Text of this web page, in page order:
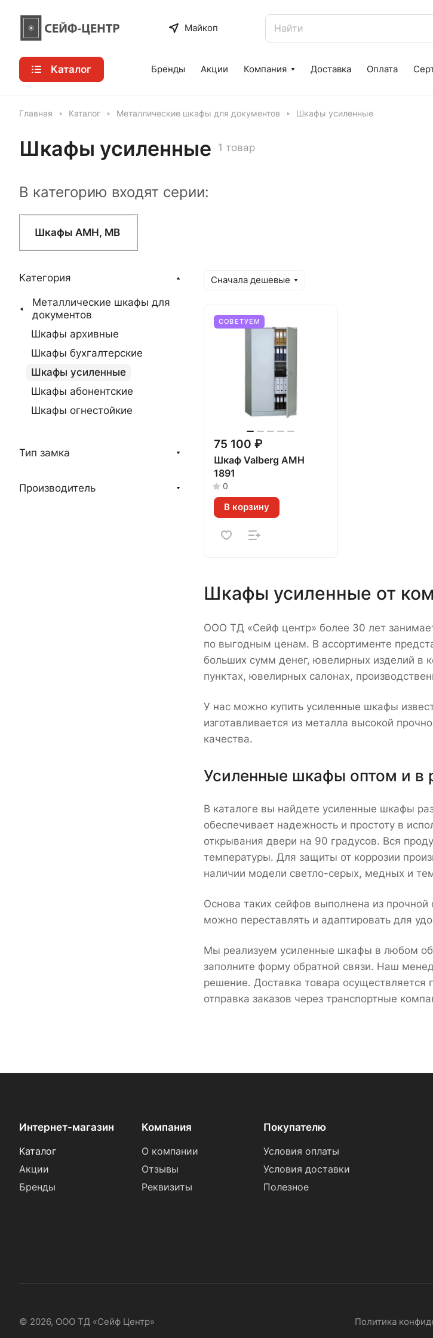
Майкоп
Каталог Бренды Акции Компания Доставка Оплата
Главная Каталог Металлические шкафы для документов Шкафы усиленные
Шкафы усиленные 1 товар
В категорию входят серии:
Шкафы AMH, МВ
Сначала дешевые
СОВЕТУЕМ
75 100 ₽
Шкаф Valberg AMH
1891
0
В корзину
Шкафы усиленные от
ООО ТД «Сейф центр» более 30 лет
по выгодным ценам. В ассортименте
больших сумм денег, ювелирных изделий в
пунктах, ювелирных салонах,
У нас можно купить усиленные шкафы
изготавливается из металла высокой
качества.
Усиленные шкафы оптом и в
В каталоге вы найдете усиленные шкафы
обеспечивает надежность и простоту в
открывания двери на 90 градусов. Вся
температуры. Для защиты от коррозии
наличии модели светло-серых, медных и
Основа таких сейфов выполнена из
можно переставлять и адаптировать для
Мы реализуем усиленные шкафы в любом
заполните форму обратной связи. Наш
решение. Доставка товара
отправка заказов через транспортные
Категория
Металлические шкафы для
документов
Шкафы архивные
Шкафы бухгалтерские
Шкафы усиленные
Шкафы абонентские
Шкафы огнестойкие
Тип замка
Производитель
Интернет-магазин
Каталог
Акции
Бренды
Компания
О компании
Отзывы
Реквизиты
Покупателю
Условия оплаты
Условия доставки
Полезное
© 2026, ООО ТД «Сейф Центр» Политика